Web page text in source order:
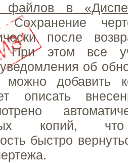
файлов в
Сохранение
после
При этом все
об
можно добавить
описать
копий, что
быстро